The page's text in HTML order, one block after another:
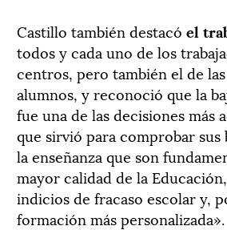
Castillo también destacó el
todos y cada uno de los
centros, pero también el de
alumnos, y reconoció que la
fue una de las decisiones más
que sirvió para comprobar sus
la enseñanza que son
mayor calidad de la
indicios de fracaso escolar y,
formación más personalizada».